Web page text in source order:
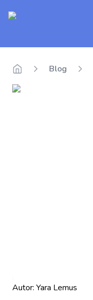
Delego
Blog
Autor: Yara Lemus